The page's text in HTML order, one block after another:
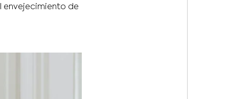
envejecimiento de